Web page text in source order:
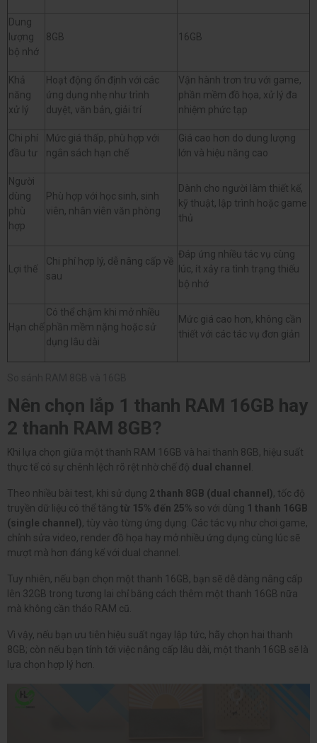
Dung
lượng
bộ nhớ
8GB 16GB
Khả
năng
xử lý
Hoạt động ổn định với các
ứng dụng nhẹ như trình
duyệt, văn bản, giải trí
Vận hành trơn tru với game,
phần mềm đồ họa, xử lý đa
nhiệm phức tạp
Chi phí
đầu tư
Mức giá thấp, phù hợp với
ngân sách hạn chế
Giá cao hơn do dung lượng
lớn và hiệu năng cao
Người
dùng
phù
hợp
Phù hợp với học sinh, sinh
viên, nhân viên văn phòng
Dành cho người làm thiết kế,
kỹ thuật, lập trình hoặc game
thủ
Lợi thế
Chi phí hợp lý, dễ nâng cấp về
sau
Đáp ứng nhiều tác vụ cùng
lúc, ít xảy ra tình trạng thiếu
bộ nhớ
Hạn chế
Có thể chậm khi mở nhiều
phần mềm nặng hoặc sử
dụng lâu dài
Mức giá cao hơn, không cần
thiết với các tác vụ đơn giản
Nên chọn lắp 1 thanh RAM 16GB hay
2 thanh RAM 8GB?
Khi lựa chọn giữa một thanh RAM 16GB và hai thanh 8GB, hiệu suất
thực tế có sự chênh lệch rõ rệt nhờ chế độ dual channel
Theo nhiều bài test, khi sử dụng 2 thanh 8GB (dual channel), tốc độ
truyền dữ liệu có thể tăng từ 15% đến 25% so với dùng 1 thanh 16GB
(single channel), tùy vào từng ứng dụng. Các tác vụ như chơi game,
chỉnh sửa video, render đồ họa hay mở nhiều ứng dụng cùng lúc sẽ
mượt mà hơn đáng kể với dual channel.
Tuy nhiên, nếu bạn chọn một thanh 16GB, bạn sẽ dễ dàng nâng cấp
lên 32GB trong tương lai chỉ bằng cách thêm một thanh 16GB nữa
mà không cần tháo RAM cũ.
Vì vậy, nếu bạn ưu tiên hiệu suất ngay lập tức, hãy chọn hai thanh
8GB; còn nếu bạn tính tới việc nâng cấp lâu dài, một thanh 16GB sẽ là
lựa chọn hợp lý hơn.